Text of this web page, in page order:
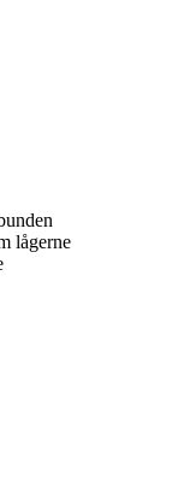
lågerne